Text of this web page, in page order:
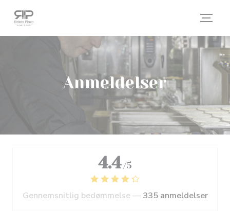
Anmeldelser
4.4 /5
Gennemsnitlig bedømmelse — 335 anmeldelser